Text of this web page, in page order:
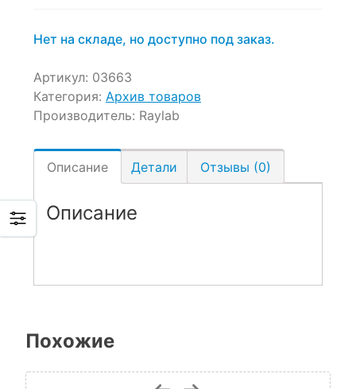
Нет на складе, но доступно под заказ.
Артикул: 03663
Категория: Архив товаров
Производитель: Raylab
Описание Детали Отзывы (0)
Описание
Похожие